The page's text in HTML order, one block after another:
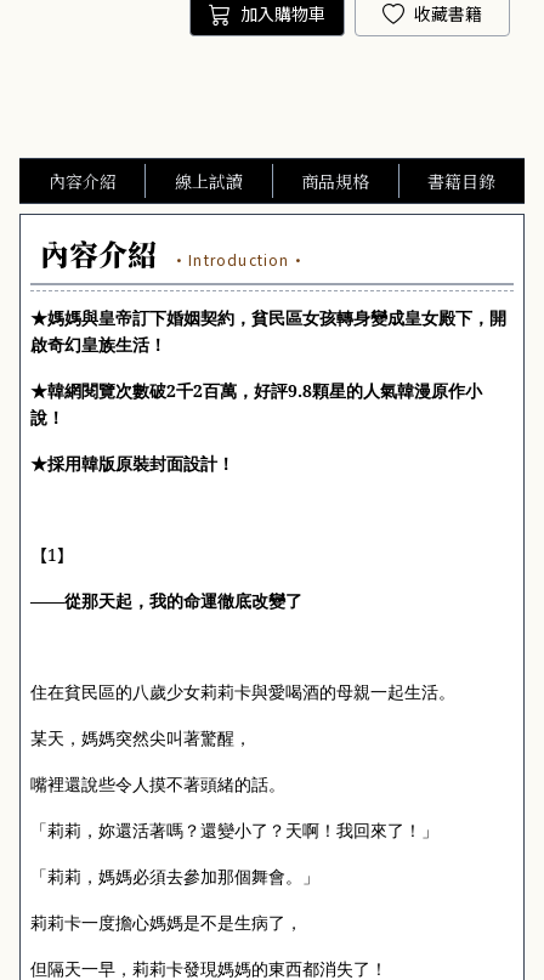
加入購物車 收藏書籍
內容介紹 線上試讀 商品規格 書籍目錄
內容介紹 ·Introduction·
★媽媽與皇帝訂下婚姻契約，貧民區女孩轉身變成皇女殿下，開
啟奇幻皇族生活！
★韓網閱覽次數破2千2百萬，好評9.8顆星的人氣韓漫原作小
說！
★採用韓版原裝封面設計！
【1】
——從那天起，我的命運徹底改變了
住在貧民區的八歲少女莉莉卡與愛喝酒的母親一起生活。
某天，媽媽突然尖叫著驚醒，
嘴裡還說些令人摸不著頭緒的話。
「莉莉，妳還活著嗎？還變小了？天啊！我回來了！」
「莉莉，媽媽必須去參加那個舞會。」
莉莉卡一度擔心媽媽是不是生病了，
但隔天一早，莉莉卡發現媽媽的東西都消失了！